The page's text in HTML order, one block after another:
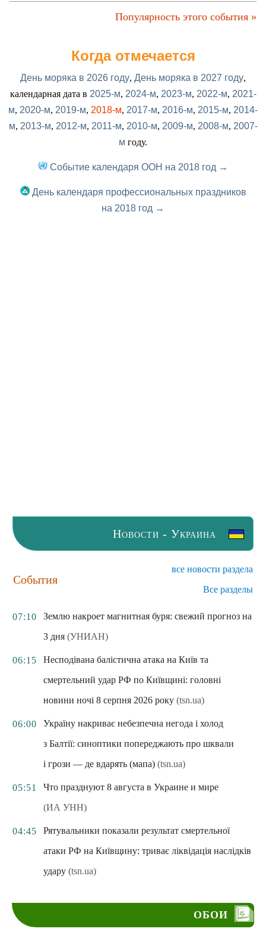
Популярность этого события »
Когда отмечается
День моряка в 2026 году, День моряка в 2027 году,
календарная дата в 2025-м, 2024-м, 2023-м, 2022-м, 2021-
м, 2020-м, 2019-м, 2018-м, 2017-м, 2016-м, 2015-м, 2014-
м, 2013-м, 2012-м, 2011-м, 2010-м, 2009-м, 2008-м, 2007-
м году.
Событие календаря ООН на 2018 год →
День календаря профессиональных праздников
на 2018 год →
Новости - Украина
События
все новости раздела
Все разделы
07:10
Землю накроет магнитная буря: свежий прогноз на
3 дня (УНИАН)
06:15
Несподівана балістична атака на Київ та
смертельний удар РФ по Київщині: головні
новини ночі 8 серпня 2026 року (tsn.ua)
06:00
Україну накриває небезпечна негода і холод
з Балтії: синоптики попереджають про шквали
і грози — де вдарять (мапа) (tsn.ua)
05:51
Что празднуют 8 августа в Украине и мире
(ИА УНН)
04:45
Рятувальники показали результат смертельної
атаки РФ на Київщину: триває ліквідація наслідків
удару (tsn.ua)
ОБОИ